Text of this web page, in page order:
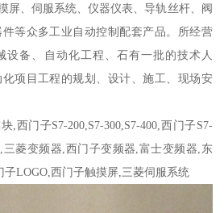
屏、伺服系统、仪器仪表、导轨丝杆、阀
等众多工业自动控制配套产品。所经营
设备、自动化工程、石有一批的技术人
项目工程的规划、设计、施工、现场安
,西门子S7-200,S7-300,S7-400,西门子S7-
三菱变频器,西门子变频器,富士变频器,东
LOGO,西门子触摸屏,三菱伺服系统